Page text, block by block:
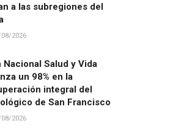
a las subregiones del
2026
Nacional Salud y Vida
un 98% en la
integral del
de San Francisco
2026